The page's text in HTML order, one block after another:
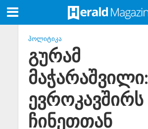
ᲞᲝᲚᲘᲢᲘᲙᲐ
გურამ
მაჭარაშვილი:
ევროკავშირს
ჩინეთთან